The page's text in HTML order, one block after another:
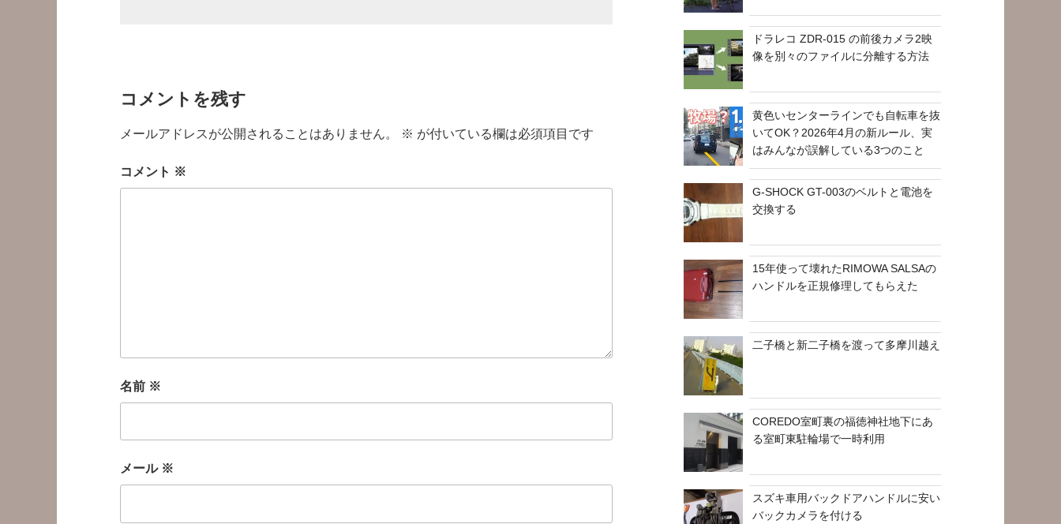
コメントを残す
メールアドレスが公開されることはありません。 ※ が付いている欄は必須項目です
コメント ※
名前 ※
メール ※
ドラレコ ZDR-015 の前後カメラ2映
像を別々のファイルに分離する方法
黄色いセンターラインでも自転車を抜
いてOK？2026年4月の新ルール、実
はみんなが誤解している3つのこと
G-SHOCK GT-003のベルトと電池を
交換する
15年使って壊れたRIMOWA SALSAの
ハンドルを正規修理してもらえた
二子橋と新二子橋を渡って多摩川越え
COREDO室町裏の福徳神社地下にあ
る室町東駐輪場で一時利用
スズキ車用バックドアハンドルに安い
バックカメラを付ける